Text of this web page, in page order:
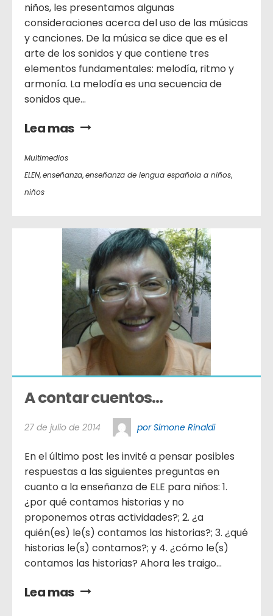
niños, les presentamos algunas
consideraciones acerca del uso de las músicas
y canciones. De la música se dice que es el
arte de los sonidos y que contiene tres
elementos fundamentales: melodía, ritmo y
armonía. La melodía es una secuencia de
sonidos que...
Lea mas
Multimedios
ELEN,enseñanza,enseñanza de lengua española a niños,
niños
A contar cuentos…
27 de julio de 2014 por Simone Rinaldi
En el último post les invité a pensar posibles
respuestas a las siguientes preguntas en
cuanto a la enseñanza de ELE para niños: 1.
¿por qué contamos historias y no
proponemos otras actividades?; 2. ¿a
quién(es) le(s) contamos las historias?; 3. ¿qué
historias le(s) contamos?; y 4. ¿cómo le(s)
contamos las historias? Ahora les traigo...
Lea mas